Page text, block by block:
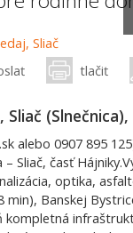
tlačiť
Sliač
alebo 0907 895
Sliač, časť
optika,
Banskej